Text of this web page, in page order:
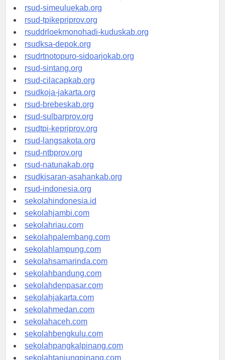
rsud-tanjungpinangkota.org
rsud-simeuluekab.org
rsud-tpikepriprov.org
rsuddrloekmonohadi-kuduskab.org
rsudksa-depok.org
rsudrtnotopuro-sidoarjokab.org
rsud-sintang.org
rsud-cilacapkab.org
rsudkoja-jakarta.org
rsud-brebeskab.org
rsud-sulbarprov.org
rsudtpi-kepriprov.org
rsud-langsakota.org
rsud-ntbprov.org
rsud-natunakab.org
rsudkisaran-asahankab.org
rsud-indonesia.org
sekolahindonesia.id
sekolahjambi.com
sekolahriau.com
sekolahpalembang.com
sekolahlampung.com
sekolahsamarinda.com
sekolahbandung.com
sekolahdenpasar.com
sekolahjakarta.com
sekolahmedan.com
sekolahaceh.com
sekolahbengkulu.com
sekolahpangkalpinang.com